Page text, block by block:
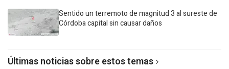
Sentido un terremoto de magnitud 3 al sureste de
Córdoba capital sin causar daños
Últimas noticias sobre estos temas